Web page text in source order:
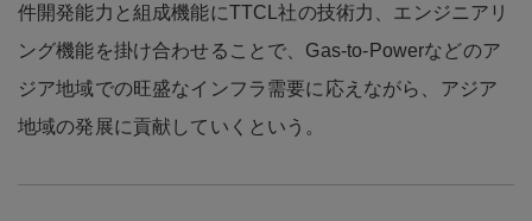
件開発能力と組成機能にTTCL社の技術力、エンジニアリ
ング機能を掛け合わせることで、Gas-to-Powerなどのア
ジア地域での旺盛なインフラ需要に応えながら、アジア
地域の発展に貢献していくという。